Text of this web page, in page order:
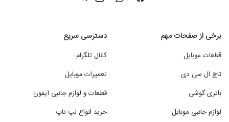
برخی از صفحات مهم
قطعات موبایل
تاچ ال سی دی
باتری گوشی
لوازم جانبی موبایل
دسترسی سریع
کانال تلگرام
تعمیرات موبایل
قطعات و لوازم جانبی آیفون
خرید انواع لپ تاپ